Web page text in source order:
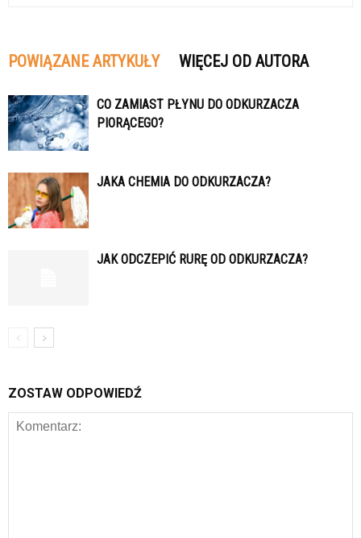
POWIĄZANE ARTYKUŁY WIĘCEJ OD AUTORA
CO ZAMIAST PŁYNU DO ODKURZACZA
PIORĄCEGO?
JAKA CHEMIA DO ODKURZACZA?
JAK ODCZEPIĆ RURĘ OD ODKURZACZA?
ZOSTAW ODPOWIEDŹ